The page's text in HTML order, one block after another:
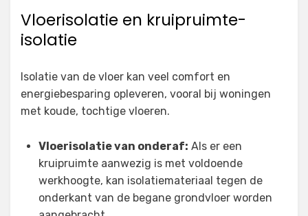
Vloerisolatie en kruipruimte-
isolatie
Isolatie van de vloer kan veel comfort en
energiebesparing opleveren, vooral bij woningen
met koude, tochtige vloeren.
Vloerisolatie van onderaf: Als er een
kruipruimte aanwezig is met voldoende
werkhoogte, kan isolatiemateriaal tegen de
onderkant van de begane grondvloer worden